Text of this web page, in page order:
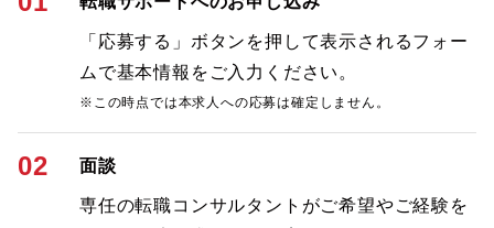
「応募する」ボタンを押して表示されるフォー
ムで基本情報をご入力ください。
※この時点では本求人への応募は確定しません。
02 面談
専任の転職コンサルタントがご希望やご経験を